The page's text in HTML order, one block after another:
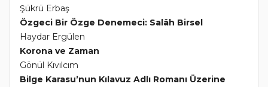
Şükrü Erbaş
Özgeci Bir Özge Denemeci: Salâh Birsel
Haydar Ergülen
Korona ve Zaman
Gönül Kıvılcım
Bilge Karasu’nun Kılavuz Adlı Romanı Üzerine